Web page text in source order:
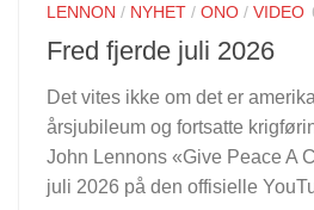
LENNON / NYHET / ONO / VIDEO
Fred fjerde juli 2026
Det vites ikke om det er
årsjubileum og fortsatte
John Lennons «Give Peace A
juli 2026 på den offisielle